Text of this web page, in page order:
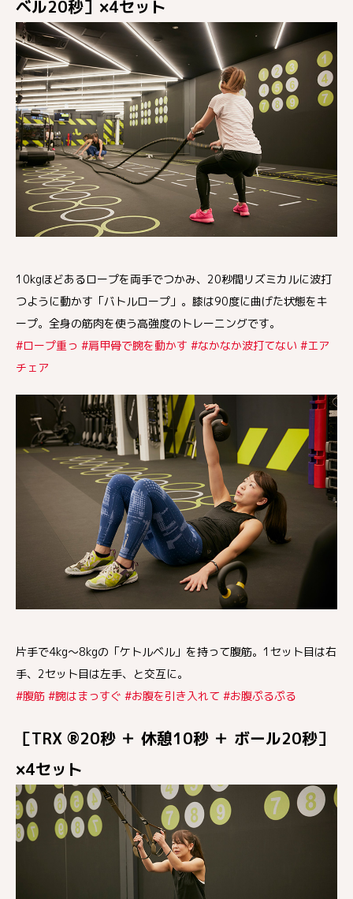
ベル20秒］×4セット
10kgほどあるロープを両手でつかみ、20秒間リズミカルに波打
つように動かす「バトルロープ」。膝は90度に曲げた状態をキ
ープ。全身の筋肉を使う高強度のトレーニングです。
#ロープ重っ #肩甲骨で腕を動かす #なかなか波打てない #エア
チェア
片手で4kg〜8kgの「ケトルベル」を持って腹筋。1セット目は右
手、2セット目は左手、と交互に。
#腹筋 #腕はまっすぐ #お腹を引き入れて #お腹ぷるぷる
［TRX ®20秒 ＋ 休憩10秒 ＋ ボール20秒］
×4セット